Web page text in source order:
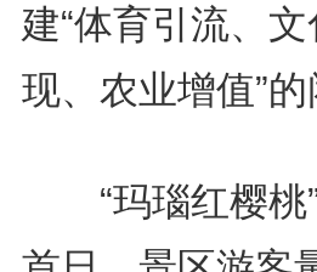
建“体育引流、
现、农业增值”的
“玛瑙红樱桃”